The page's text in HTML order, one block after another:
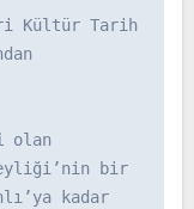
Kültür Tarih
olan
bir
kadar